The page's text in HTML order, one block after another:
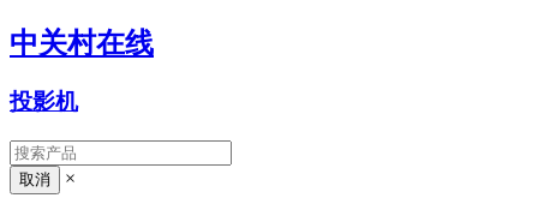
中关村在线
投影机
×